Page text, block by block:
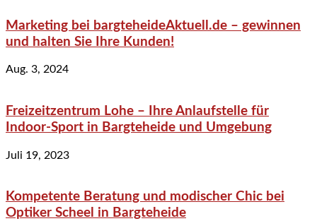
Marketing bei bargteheideAktuell.de – gewinnen
und halten Sie Ihre Kunden!
Aug. 3, 2024
Freizeitzentrum Lohe – Ihre Anlaufstelle für
Indoor-Sport in Bargteheide und Umgebung
Juli 19, 2023
Kompetente Beratung und modischer Chic bei
Optiker Scheel in Bargteheide